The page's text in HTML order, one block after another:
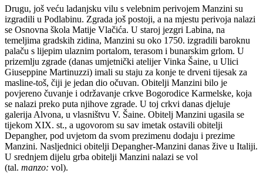
Drugu, još veću ladanjsku vilu s velebnim perivojem Manzini su
izgradili u Podlabinu. Zgrada još postoji, a na mjestu perivoja nalazi
se Osnovna škola Matije Vlačića. U staroj jezgri Labina, na
temeljima gradskih zidina, Manzini su oko 1750. izgradili baroknu
palaču s lijepim ulaznim portalom, terasom i bunarskim grlom. U
prizemlju zgrade (danas umjetnički atelijer Vinka Šaine, u Ulici
Giuseppine Martinuzzi) imali su staju za konje te drveni tijesak za
masline-toš, čiji je jedan dio očuvan. Obitelji Manzini bilo je
povjereno čuvanje i održavanje crkve Bogorodice Karmelske, koja
se nalazi preko puta njihove zgrade. U toj crkvi danas djeluje
galerija Alvona, u vlasništvu V. Šaine. Obitelj Manzini ugasila se
tijekom XIX. st., a ugovorom su sav imetak ostavili obitelji
Depangher, pod uvjetom da svom prezimenu dodaju i prezime
Manzini. Nasljednici obitelji Depangher-Manzini danas žive u Italiji.
U srednjem dijelu grba obitelji Manzini nalazi se vol
(tal. manzo: vol).